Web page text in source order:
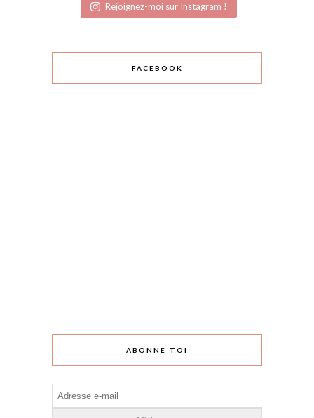
Rejoignez-moi sur Instagram !
FACEBOOK
ABONNE-TOI
Adresse
e-